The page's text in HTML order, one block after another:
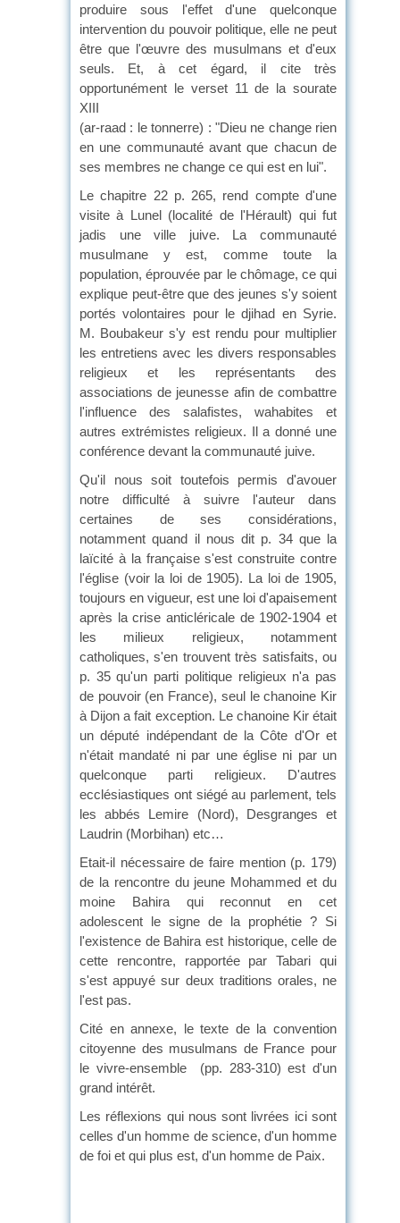
produire sous l'effet d'une quelconque
intervention du pouvoir politique, elle ne peut
être que l'œuvre des musulmans et d'eux
seuls. Et, à cet égard, il cite très
opportunément le verset 11 de la sourate
XIII
(ar-raad : le tonnerre) : "Dieu ne change rien
en une communauté avant que chacun de
ses membres ne change ce qui est en lui".
Le chapitre 22 p. 265, rend compte d'une
visite à Lunel (localité de l'Hérault) qui fut
jadis une ville juive. La communauté
musulmane y est, comme toute la
population, éprouvée par le chômage, ce qui
explique peut-être que des jeunes s'y soient
portés volontaires pour le djihad en Syrie.
M. Boubakeur s'y est rendu pour multiplier
les entretiens avec les divers responsables
religieux et les représentants des
associations de jeunesse afin de combattre
l'influence des salafistes, wahabites et
autres extrémistes religieux. Il a donné une
conférence devant la communauté juive.
Qu'il nous soit toutefois permis d'avouer
notre difficulté à suivre l'auteur dans
certaines de ses considérations,
notamment quand il nous dit p. 34 que la
laïcité à la française s'est construite contre
l'église (voir la loi de 1905). La loi de 1905,
toujours en vigueur, est une loi d'apaisement
après la crise anticléricale de 1902-1904 et
les milieux religieux, notamment
catholiques, s'en trouvent très satisfaits, ou
p. 35 qu'un parti politique religieux n'a pas
de pouvoir (en France), seul le chanoine Kir
à Dijon a fait exception. Le chanoine Kir était
un député indépendant de la Côte d'Or et
n'était mandaté ni par une église ni par un
quelconque parti religieux. D'autres
ecclésiastiques ont siégé au parlement, tels
les abbés Lemire (Nord), Desgranges et
Laudrin (Morbihan) etc…
Etait-il nécessaire de faire mention (p. 179)
de la rencontre du jeune Mohammed et du
moine Bahira qui reconnut en cet
adolescent le signe de la prophétie ? Si
l'existence de Bahira est historique, celle de
cette rencontre, rapportée par Tabari qui
s'est appuyé sur deux traditions orales, ne
l'est pas.
Cité en annexe, le texte de la convention
citoyenne des musulmans de France pour
le vivre-ensemble (pp. 283-310) est d'un
grand intérêt.
Les réflexions qui nous sont livrées ici sont
celles d'un homme de science, d'un homme
de foi et qui plus est, d'un homme de Paix.